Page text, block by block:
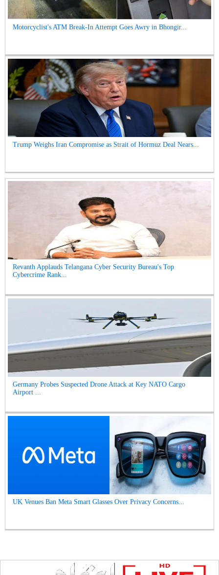
Motorcyclist's ATM Break-In Attempt Goes Awry in Bhongir...
Trump Weighs Iran Compromise as Strait of Hormuz Deal Nears...
Revanth Applauds Telangana Cyber Security Bureau's Top
Cybercrime Rank...
Germany Probes Suspected Drone Attack at Key NATO Cargo
Airport ...
UK Venues Ban Meta Smart Glasses Over Privacy Concerns...